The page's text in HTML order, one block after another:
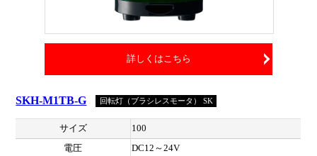
詳しくはこちら
SKH-M1TB-G 回転灯（ブラシレスモータ） SK
サイズ
100
電圧
DC12～24V